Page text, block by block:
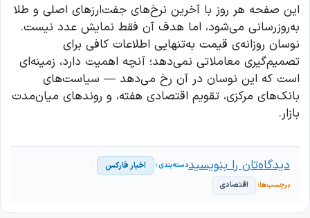
این صفحه هر روز با آخرین نرخ‌های جفت‌ارزهای اصلی و طلا
به‌روزرسانی می‌شود، اما هدف آن فقط نمایش عدد نیست.
نوسان روزانه‌ی قیمت به‌تنهایی اطلاعات کافی برای
تصمیم‌گیری معاملاتی نمی‌دهد؛ آنچه اهمیت دارد، زمینه‌ای
است که این نوسان در آن رخ می‌دهد — سیاست‌های
بانک‌های مرکزی، تقویم اقتصادی هفته، و روندهای میان‌مدت
بازار.
اخبار فارکس
اقتصادی
دیدگاه‌تان را بنویسید